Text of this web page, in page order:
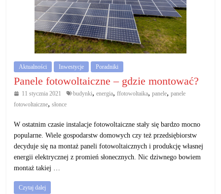
Aktualności Inwestycje Poradniki
Panele fotowoltaiczne – gdzie montować?
11 stycznia 2021 budynki, energia, ffotowoltaika, panele, panele
fotowoltaiczne,słonce
W ostatnim czasie instalacje fotowoltaiczne stały się bardzo mocno
popularne. Wiele gospodarstw domowych czy też przedsiębiorstw
decyduje się na montaż paneli fotowoltaicznych i produkcję własnej
energii elektrycznej z promień słonecznych. Nic dziwnego bowiem
montaż takiej …
Czytaj dalej